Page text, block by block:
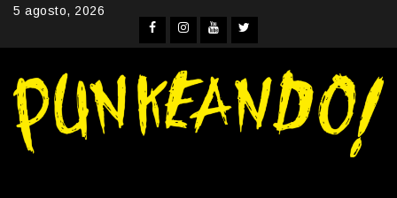
Skip5 agosto, 2026
Facebook
Instagram
YouTube
Twitter